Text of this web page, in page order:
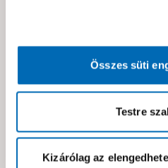
Összes süti
Testre
Kizárólag az
Neked ajánljuk!